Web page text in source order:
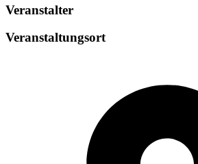
Veranstalter
Veranstaltungsort